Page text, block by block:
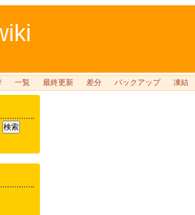
一覧 最終更新 差分 バックアップ 凍結